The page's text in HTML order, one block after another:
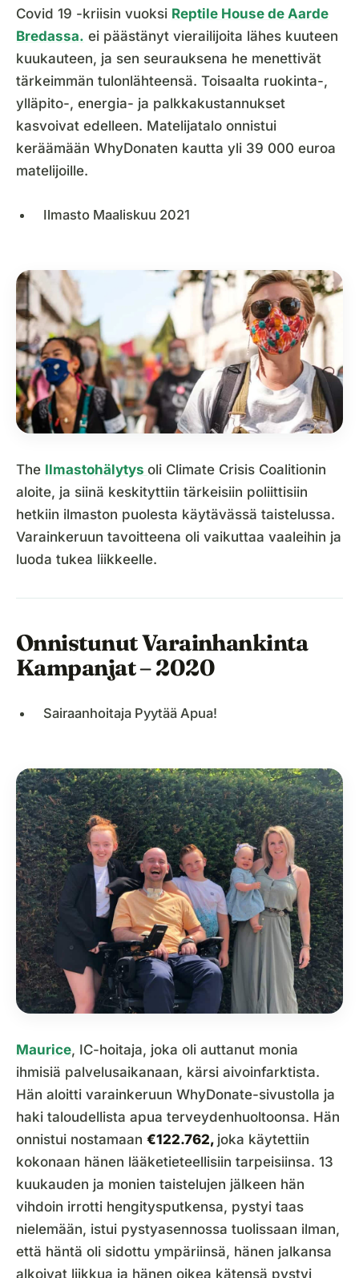
Covid 19 -kriisin vuoksi Reptile House de Aarde
Bredassa. ei päästänyt vierailijoita lähes kuuteen
kuukauteen, ja sen seurauksena he menettivät
tärkeimmän tulonlähteensä. Toisaalta ruokinta-,
ylläpito-, energia- ja palkkakustannukset
kasvoivat edelleen. Matelijatalo onnistui
keräämään WhyDonaten kautta yli 39 000 euroa
matelijoille.
Ilmasto Maaliskuu 2021
The Ilmastohälytys oli Climate Crisis Coalitionin
aloite, ja siinä keskityttiin tärkeisiin poliittisiin
hetkiin ilmaston puolesta käytävässä taistelussa.
Varainkeruun tavoitteena oli vaikuttaa vaaleihin ja
luoda tukea liikkeelle.
Onnistunut Varainhankinta
Kampanjat – 2020
Sairaanhoitaja Pyytää Apua!
Maurice, IC-hoitaja, joka oli auttanut monia
ihmisiä palvelusaikanaan, kärsi aivoinfarktista.
Hän aloitti varainkeruun WhyDonate-sivustolla ja
haki taloudellista apua terveydenhuoltoonsa. Hän
onnistui nostamaan €122.762, joka käytettiin
kokonaan hänen lääketieteellisiin tarpeisiinsa. 13
kuukauden ja monien taistelujen jälkeen hän
vihdoin irrotti hengitysputkensa, pystyi taas
nielemään, istui pystyasennossa tuolissaan ilman,
että häntä oli sidottu ympäriinsä, hänen jalkansa
alkoivat liikkua ja hänen oikea kätensä pystyi